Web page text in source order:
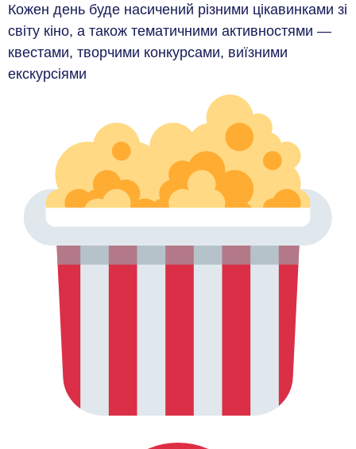
Кожен день буде насичений різними цікавинками зі
світу кіно, а також тематичними активностями —
квестами, творчими конкурсами, виїзними
екскурсіями